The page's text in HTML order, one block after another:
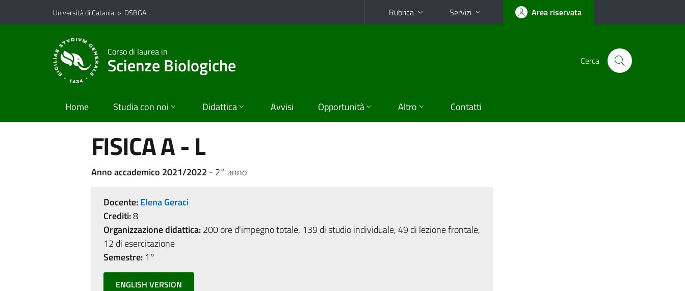
Vai al contenuto principale
Vai al menu di navigazione
Università di Catania > DSBGA Rubrica Servizi Area riservata
Corso di laurea in
Scienze Biologiche Cerca
Home Studia con noi Didattica Avvisi Opportunità Altro Contatti
FISICA A - L
Anno accademico 2021/2022 - 2° anno
Docente:Elena Geraci
Crediti:8
Organizzazione didattica:200 ore d'impegno totale, 139 di studio individuale, 49 di lezione frontale,
12 di esercitazione
Semestre:1°
ENGLISH VERSION